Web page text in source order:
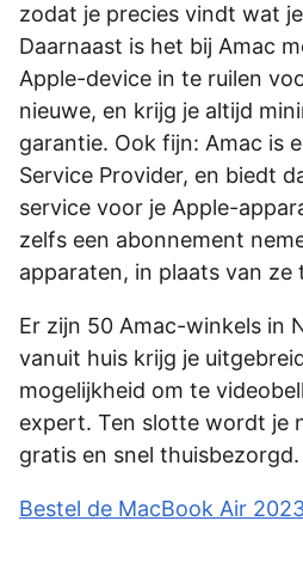
zodat je precies vindt wat
Daarnaast is het bij Amac
Apple-device in te ruilen
nieuwe, en krijg je altijd
garantie. Ook fijn: Amac is
Service Provider, en biedt
service voor je Apple-
zelfs een abonnement
apparaten, in plaats van ze
Er zijn 50 Amac-winkels in
vanuit huis krijg je
mogelijkheid om te
expert. Ten slotte wordt je
gratis en snel thuisbezorgd.
Bestel de MacBook Air